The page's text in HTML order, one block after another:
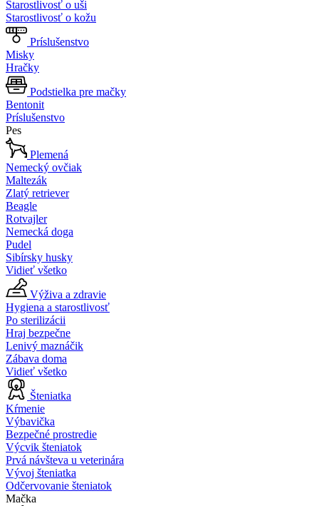
Starostlivosť o uši
Starostlivosť o kožu
Príslušenstvo
Misky
Hračky
Podstielka pre mačky
Bentonit
Príslušenstvo
Pes
Plemená
Nemecký ovčiak
Maltezák
Zlatý retriever
Beagle
Rotvajler
Nemecká doga
Pudel
Sibírsky husky
Vidieť všetko
Výživa a zdravie
Hygiena a starostlivosť
Po sterilizácii
Hraj bezpečne
Lenivý maznáčik
Zábava doma
Vidieť všetko
Šteniatka
Kŕmenie
Výbavička
Bezpečné prostredie
Výcvik šteniatok
Prvá návšteva u veterinára
Vývoj šteniatka
Odčervovanie šteniatok
Mačka